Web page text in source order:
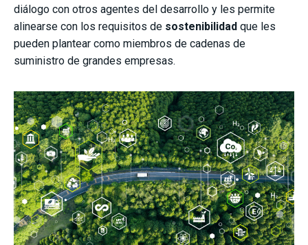
diálogo con otros agentes del desarrollo y les permite
alinearse con los requisitos de sostenibilidad que les
pueden plantear como miembros de cadenas de
suministro de grandes empresas.